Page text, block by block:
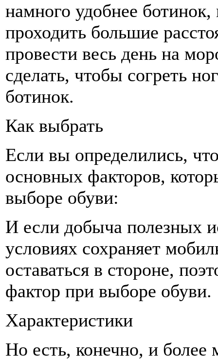
намного удобнее
проходить большие
провести весь день на
сделать, чтобы согреть
ботинок.
Как выбрать
Если вы определились,
основных факторов,
выборе обуви:
И если добыча полезных
условиях сохраняет
оставаться в стороне,
фактор при выборе обуви.
Характеристики
Но есть, конечно, и